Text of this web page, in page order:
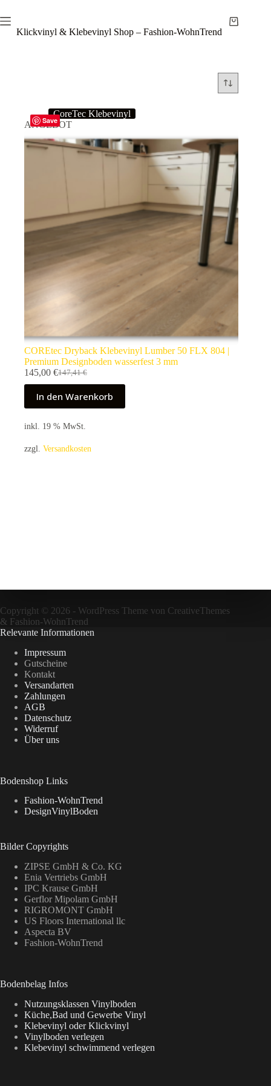
Inhalt
springenKlickvinyl & Klebevinyl Shop – Fashion-WohnTrend
Warenkorb
Save
CoreTec Klebevinyl
ANGEBOT
COREtec Dryback Klebevinyl Lumber 50 FLX 804 |
Premium Designboden wasserfest 3 mm
147,41€
Ursprünglicher
war:
147,41 €
145,00 €Aktueller
ist:
145,00 €.
In den Warenkorb
inkl. 19 % MwSt.
zzgl. Versandkosten
Copyright © 2026 - WordPress Theme von CreativeThemes
& Fashion-WohnTrend
Relevante Informationen
Impressum
Gutscheine
Kontakt
Versandarten
Zahlungen
AGB
Datenschutz
Widerruf
Über uns
Bodenshop Links
Fashion-WohnTrend
DesignVinylBoden
Bilder Copyrights
ZIPSE GmbH & Co. KG
Enia Vertriebs GmbH
IPC Krause GmbH
Gerflor Mipolam GmbH
RIGROMONT GmbH
US Floors International llc
Aspecta BV
Fashion-WohnTrend
Bodenbelag Infos
Nutzungsklassen Vinylboden
Küche,Bad und Gewerbe Vinyl
Klebevinyl oder Klickvinyl
Vinylboden verlegen
Klebevinyl schwimmend verlegen